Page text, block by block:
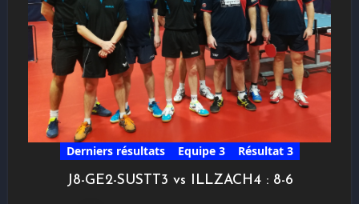
Derniers résultats Equipe 3 Résultat 3
J8-GE2-SUSTT3 vs ILLZACH4 : 8-6